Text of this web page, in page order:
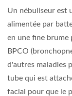
Un nébuliseur est
alimentée par
en une fine brume
BPCO
d'autres maladies
tube qui est
facial pour que le